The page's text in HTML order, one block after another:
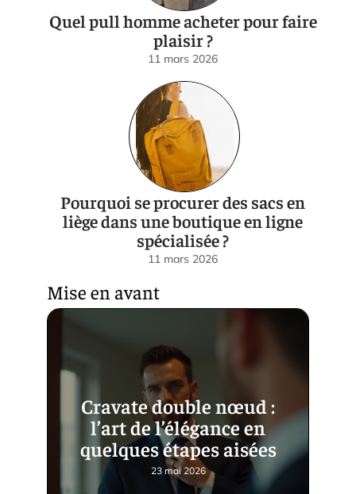
Quel pull homme acheter pour faire
plaisir ?
11 mars 2026
Pourquoi se procurer des sacs en
liège dans une boutique en ligne
spécialisée ?
11 mars 2026
Mise en avant
Cravate double nœud :
l’art de l’élégance en
quelques étapes aisées
23 mai 2026